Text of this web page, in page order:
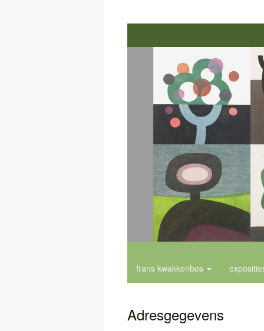
frans kwakkenbos
Adresgegevens